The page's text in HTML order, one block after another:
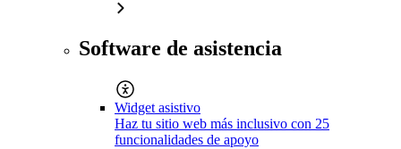
Software de asistencia
Widget asistivo
Haz tu sitio web más inclusivo con 25
funcionalidades de apoyo